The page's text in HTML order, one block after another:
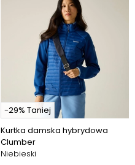
-29% Taniej
Kurtka damska hybrydowa
Clumber
Niebieski